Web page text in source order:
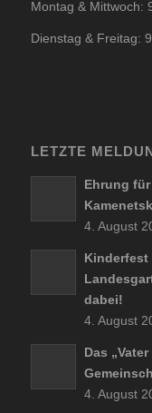
Montag & Mittwoch:
Dienstag & Freitag:
LETZTE
Ehrung
4. August
Kinderfest
dabei!
4. August
Das
4. August